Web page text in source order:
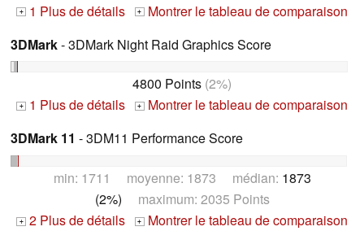
+ 1 Plus de détails + Montrer le tableau de comparaison
3DMark- 3DMark Night Raid Graphics Score
4800 Points (2%)
+ 1 Plus de détails + Montrer le tableau de comparaison
3DMark 11 - 3DM11 Performance Score
min: 1711 moyenne: 1873 médian: 1873
(2%) maximum: 2035 Points
+ 2 Plus de détails + Montrer le tableau de comparaison